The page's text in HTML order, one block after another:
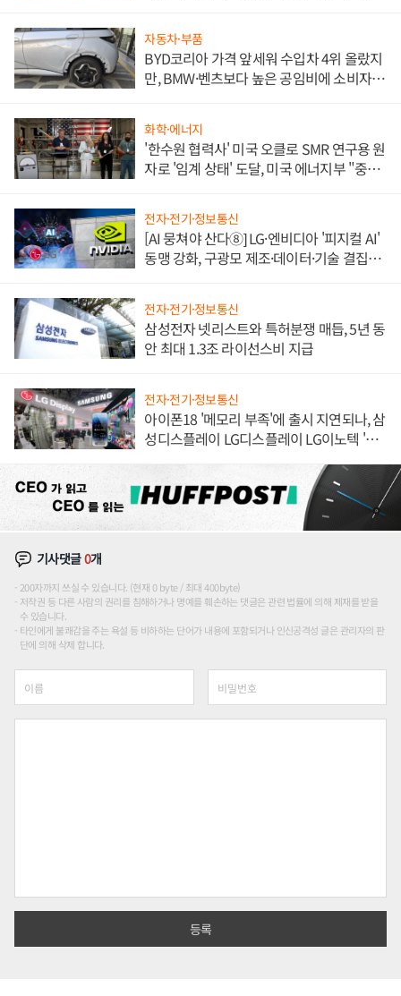
자동차·부품
BYD코리아 가격 앞세워 수입차 4위 올랐지
만, BMW·벤츠보다 높은 공임비에 소비자
화학·에너지
'한수원 협력사' 미국 오클로 SMR 연구용 원
자로 '임계 상태' 도달, 미국 에너지부 "중요
전자·전기·정보통신
[AI 뭉쳐야 산다⑧] LG·엔비디아 '피지컬 AI'
동맹 강화, 구광모 제조·데이터·기술 결집
전자·전기·정보통신
삼성전자 넷리스트와 특허분쟁 매듭, 5년 동
안 최대 1.3조 라이선스비 지급
전자·전기·정보통신
아이폰18 '메모리 부족'에 출시 지연되나, 삼
성디스플레이 LG디스플레이 LG이노텍 '탈
기사댓글0개
200자까지 쓰실 수 있습니다. (현재 0 byte / 최대 400byte)
저작권 등 다른 사람의 권리를 침해하거나 명예를 훼손하는 댓글은 관련 법률에 의해 제재를 받을
수 있습니다.
타인에게 불쾌감을 주는 욕설 등 비하하는 단어가 내용에 포함되거나 인신공격성 글은 관리자의 판
단에 의해 삭제 합니다.